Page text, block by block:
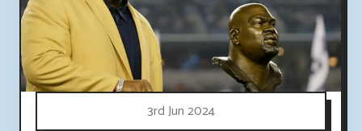
3rd Jun 2024